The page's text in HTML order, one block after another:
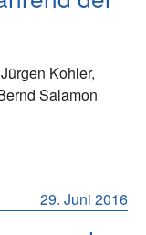
Kohler,
Salamon
29. Juni 2016